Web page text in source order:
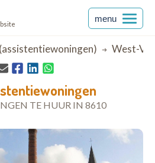
menu
West-
TE HUUR IN 8610